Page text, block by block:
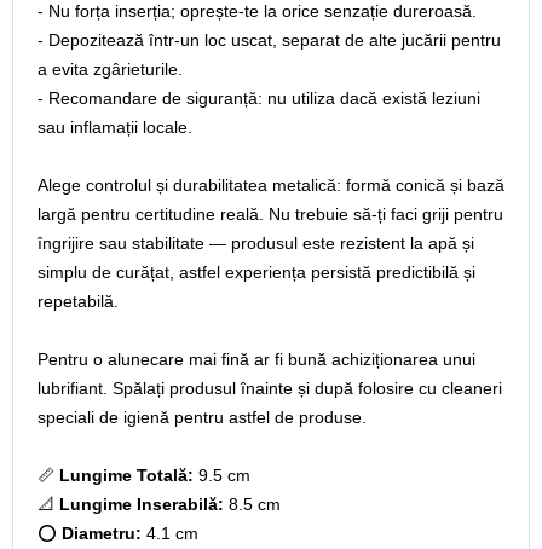
- Nu forța inserția; oprește-te la orice senzație dureroasă.
- Depozitează într-un loc uscat, separat de alte jucării pentru
a evita zgârieturile.
- Recomandare de siguranță: nu utiliza dacă există leziuni
sau inflamații locale.
Alege controlul și durabilitatea metalică: formă conică și bază
largă pentru certitudine reală. Nu trebuie să-ți faci griji pentru
îngrijire sau stabilitate — produsul este rezistent la apă și
simplu de curățat, astfel experiența persistă predictibilă și
repetabilă.
Pentru o alunecare mai fină ar fi bună achiziționarea unui
lubrifiant. Spălați produsul înainte și după folosire cu cleaneri
speciali de igienă pentru astfel de produse.
📏 Lungime Totală: 9.5 cm
📐 Lungime Inserabilă: 8.5 cm
⭕ Diametru: 4.1 cm